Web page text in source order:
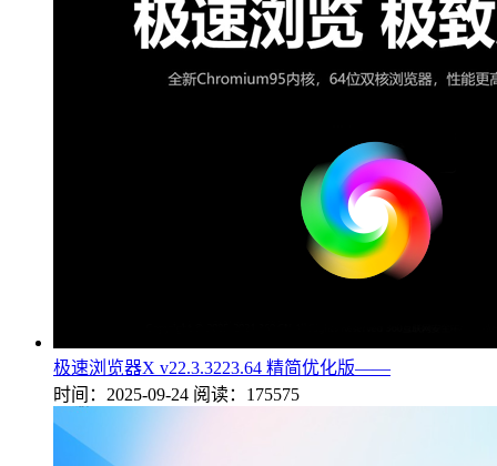
极速浏览器X v22.3.3223.64 精简优化版——
时间：2025-09-24 阅读：175575